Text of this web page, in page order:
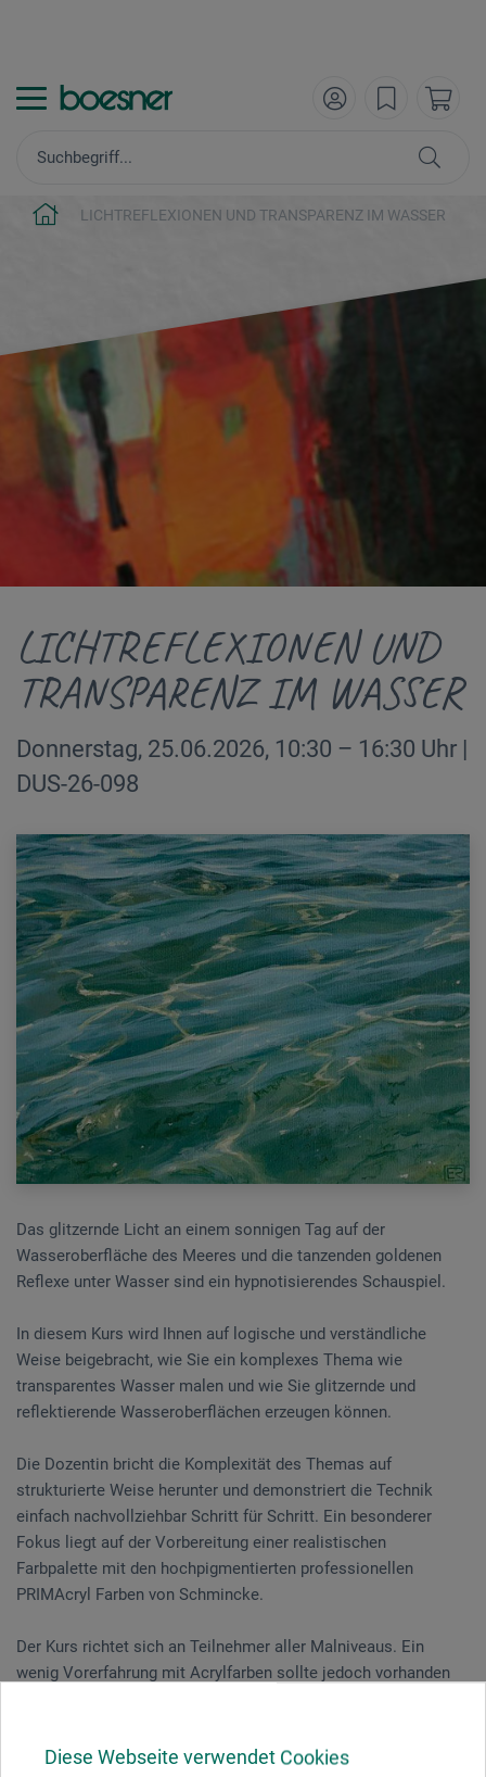
Diese Webseite verwendet Cookies
LICHTREFLEXIONEN UND TRANSPARENZ IM WASSER
LICHTREFLEXIONEN UND
TRANSPARENZ IM WASSER
Donnerstag, 25.06.2026, 10:30 – 16:30 Uhr |
DUS-26-098
Das glitzernde Licht an einem sonnigen Tag auf der
Wasseroberfläche des Meeres und die tanzenden goldenen
Reflexe unter Wasser sind ein hypnotisierendes Schauspiel.
In diesem Kurs wird Ihnen auf logische und verständliche
Weise beigebracht, wie Sie ein komplexes Thema wie
transparentes Wasser malen und wie Sie glitzernde und
reflektierende Wasseroberflächen erzeugen können.
Die Dozentin bricht die Komplexität des Themas auf
strukturierte Weise herunter und demonstriert die Technik
einfach nachvollziehbar Schritt für Schritt. Ein besonderer
Fokus liegt auf der Vorbereitung einer realistischen
Farbpalette mit den hochpigmentierten professionellen
PRIMAcryl Farben von Schmincke.
Der Kurs richtet sich an Teilnehmer aller Malniveaus. Ein
wenig Vorerfahrung mit Acrylfarben sollte jedoch vorhanden